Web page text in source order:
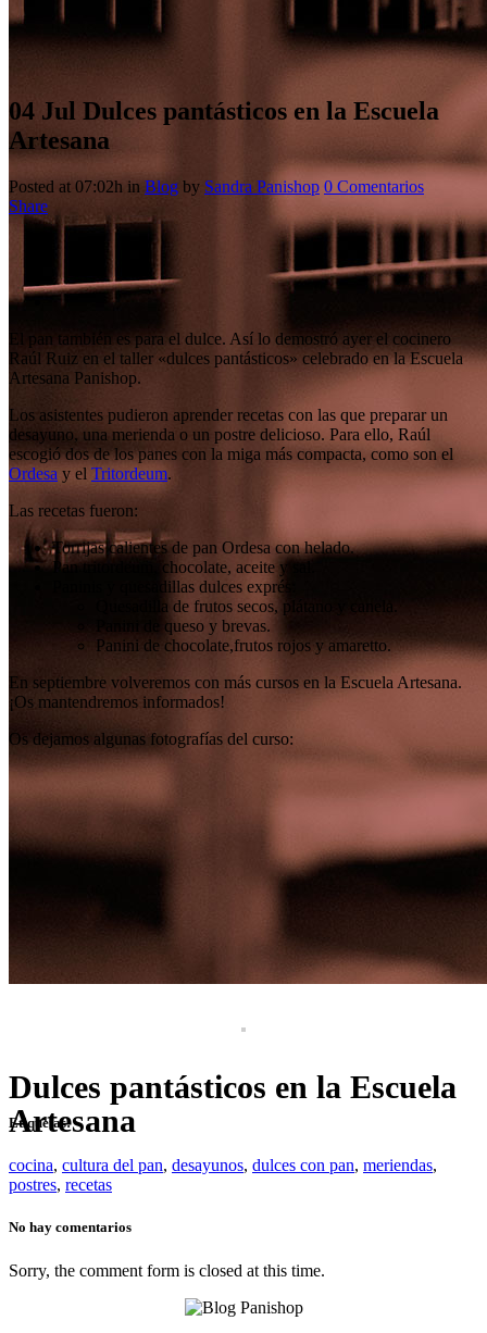
Dulces pantásticos en la Escuela
Artesana
04 Jul Dulces pantásticos en la Escuela
Artesana
Posted at 07:02h in Blog by Sandra Panishop 0 Comentarios
Share
El pan también es para el dulce. Así lo demostró ayer el cocinero
Raúl Ruiz en el taller «dulces pantásticos» celebrado en la Escuela
Artesana Panishop.
Los asistentes pudieron aprender recetas con las que preparar un
desayuno, una merienda o un postre delicioso. Para ello, Raúl
escogió dos de los panes con la miga más compacta, como son el
Ordesa y el Tritordeum.
Las recetas fueron:
Torrijas calientes de pan Ordesa con helado.
Pan tritordeum, chocolate, aceite y sal.
Paninis y quesadillas dulces exprés:
Quesadilla de frutos secos, plátano y canela.
Panini de queso y brevas.
Panini de chocolate,frutos rojos y amaretto.
En septiembre volveremos con más cursos en la Escuela Artesana.
¡Os mantendremos informados!
Os dejamos algunas fotografías del curso:
Etiquetas:
cocina, cultura del pan, desayunos, dulces con pan, meriendas,
postres, recetas
No hay comentarios
Sorry, the comment form is closed at this time.